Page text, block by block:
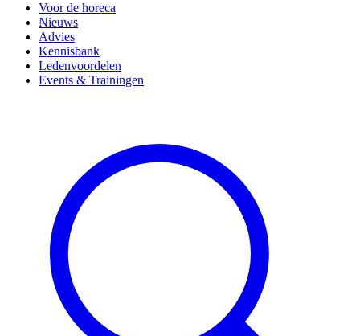
Voor de horeca
Nieuws
Advies
Kennisbank
Ledenvoordelen
Events & Trainingen